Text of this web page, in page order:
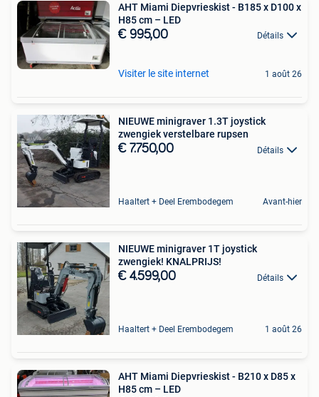
AHT Miami Diepvrieskist - B185 x D100 x
H85 cm – LED
€ 995,00 Détails
Visiter le site internet 1 août 26
NIEUWE minigraver 1.3T joystick
zwengiek verstelbare rupsen
€ 7.750,00 Détails
Haaltert + Deel Erembodegem Avant-hier
NIEUWE minigraver 1T joystick
zwengiek! KNALPRIJS!
€ 4.599,00 Détails
Haaltert + Deel Erembodegem 1 août 26
AHT Miami Diepvrieskist - B210 x D85 x
H85 cm – LED